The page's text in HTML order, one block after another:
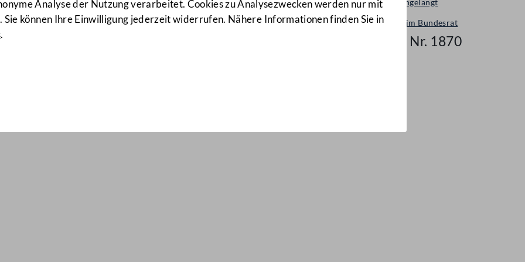
Analyse der Nutzung verarbeitet. Cookies zu Analysezwecken werden nur mit
Sie können Ihre Einwilligung jederzeit widerrufen. Nähere Informationen finden Sie in
.
Neu eingelangt
Neues im Bundesrat
Mail Nr. 1870
Nr: 1870